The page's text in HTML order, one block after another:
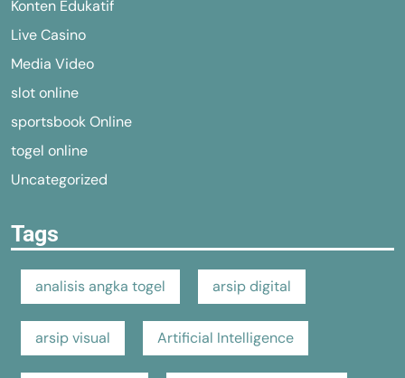
Konten Edukatif
Live Casino
Media Video
slot online
sportsbook Online
togel online
Uncategorized
Tags
analisis angka togel arsip digital
arsip visual Artificial Intelligence